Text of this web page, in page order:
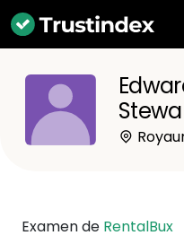
Examen de RentalBux